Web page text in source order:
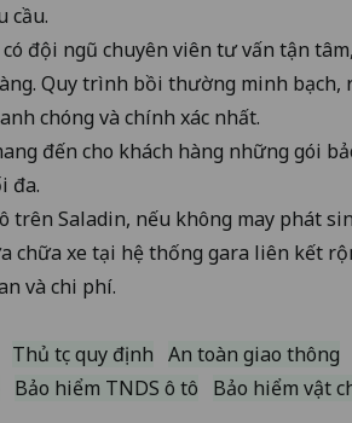
cầu.
đội ngũ chuyên viên tư vấn tận
Quy trình bồi thường minh
chóng và chính xác nhất.
đến cho khách hàng những gói
đa.
trên Saladin, nếu không may phát
chữa xe tại hệ thống gara liên kết
và chi phí.
Thủ tục quy định An toàn giao thông
Bảo hiểm TNDS ô tô Bảo hiểm vật